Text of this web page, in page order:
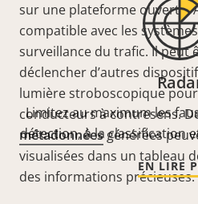
sur une plateforme ouverte,
compatible avec les
surveillance du trafic. Il peut
déclencher d’autres
lumière stroboscopique
conducteurs à contresens.
métadonnéesgénérées
visualisées dans un tableau
des informations précieuses.
Limitez au maximum les
détection, à la classification
EN LIRE